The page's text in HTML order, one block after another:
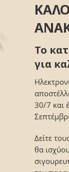
Το
για
30/7 και
Δείτε
θα